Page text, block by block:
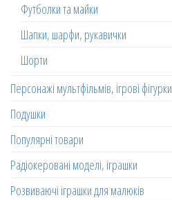
Футболки та майки
Шапки, шарфи, рукавички
Шорти
Персонажі мультфільмів, ігрові фігурки
Подушки
Популярні товари
Радіокеровані моделі, іграшки
Розвиваючі іграшки для малюків